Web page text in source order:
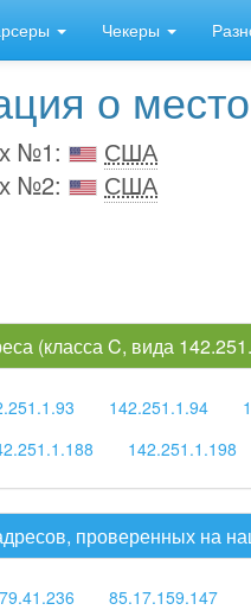
Чекеры
о
№1:
США
№2:
США
(класса C, вида
142.251.1.94
142.251.1.198
проверенных на
85.17.159.147